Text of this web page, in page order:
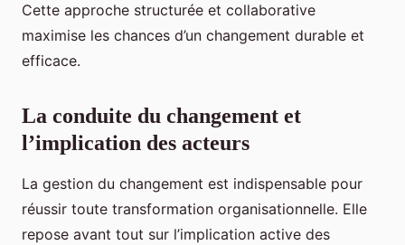
Cette approche structurée et collaborative
maximise les chances d’un changement durable et
efficace.
La conduite du changement et
l’implication des acteurs
La gestion du changement est indispensable pour
réussir toute transformation organisationnelle. Elle
repose avant tout sur l’implication active des